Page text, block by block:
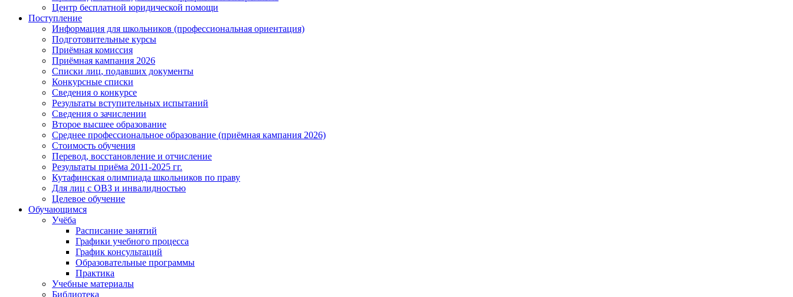
Центр бесплатной юридической помощи
Поступление
Информация для школьников (профессиональная ориентация)
Подготовительные курсы
Приёмная комиссия
Приёмная кампания 2026
Списки лиц, подавших документы
Конкурсные списки
Сведения о конкурсе
Результаты вступительных испытаний
Сведения о зачислении
Второе высшее образование
Среднее профессиональное образование (приёмная кампания 2026)
Стоимость обучения
Перевод, восстановление и отчисление
Результаты приёма 2011-2025 гг.
Кутафинская олимпиада школьников по праву
Для лиц с ОВЗ и инвалидностью
Целевое обучение
Обучающимся
Учёба
Расписание занятий
Графики учебного процесса
График консультаций
Образовательные программы
Практика
Учебные материалы
Библиотека